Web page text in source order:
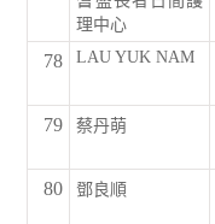
理中心
78 LAU YUK NAM
79 蔡丹萌
80 鄧良順